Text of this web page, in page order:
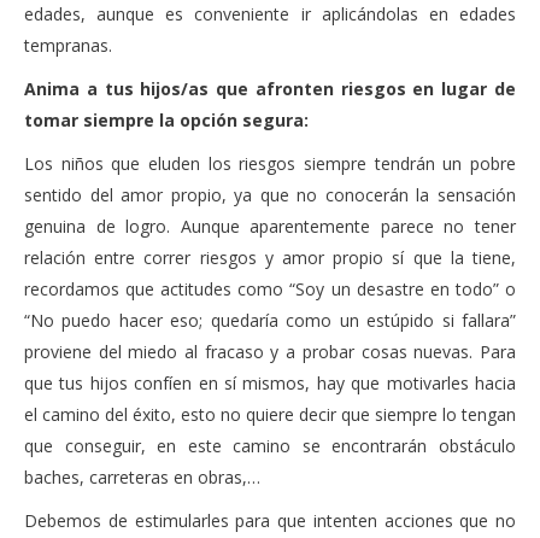
edades, aunque es conveniente ir aplicándolas en edades
tempranas.
Anima a tus hijos/as que afronten riesgos en lugar de
tomar siempre la opción segura:
Los niños que eluden los riesgos siempre tendrán un pobre
sentido del amor propio, ya que no conocerán la sensación
genuina de logro. Aunque aparentemente parece no tener
relación entre correr riesgos y amor propio sí que la tiene,
recordamos que actitudes como “Soy un desastre en todo” o
“No puedo hacer eso; quedaría como un estúpido si fallara”
proviene del miedo al fracaso y a probar cosas nuevas. Para
que tus hijos confíen en sí mismos, hay que motivarles hacia
el camino del éxito, esto no quiere decir que siempre lo tengan
que conseguir, en este camino se encontrarán obstáculo
baches, carreteras en obras,…
Debemos de estimularles para que intenten acciones que no